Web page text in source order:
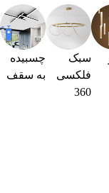
سبک
فلکسی
360
چسبیده
به سقف